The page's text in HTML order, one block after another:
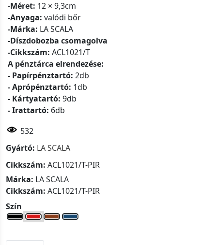
-Méret: 12 × 9,3cm
-Anyaga: valódi bőr
-Márka: LA SCALA
-Díszdobozba csomagolva
-Cikkszám: ACL1021/T
A pénztárca elrendezése:
- Papírpénztartó: 2db
- Aprópénztartó: 1db
- Kártyatartó: 9db
- Irattartó: 6db
532
Gyártó: LA SCALA
Cikkszám: ACL1021/T-PIR
Márka: LA SCALA
Cikkszám: ACL1021/T-PIR
Szín